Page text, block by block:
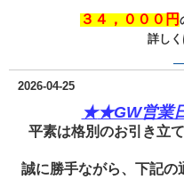
３４，０００円
詳し
2026-04-25
★★GW営業
平素は格別のお引き立
誠に勝手ながら、下記の